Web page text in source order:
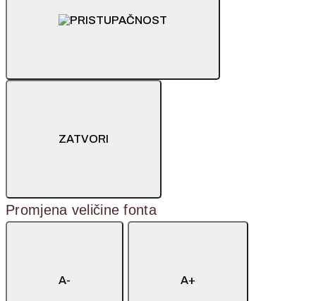
ZATVORI
Promjena veličine fonta
A- A+